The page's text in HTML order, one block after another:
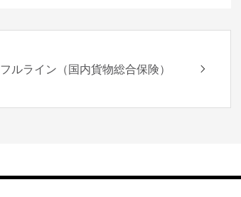
フルライン（国内貨物総合保険）